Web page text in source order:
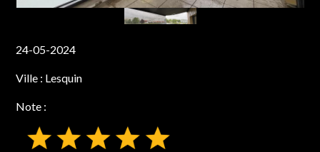
24-05-2024
Ville : Lesquin
Note :